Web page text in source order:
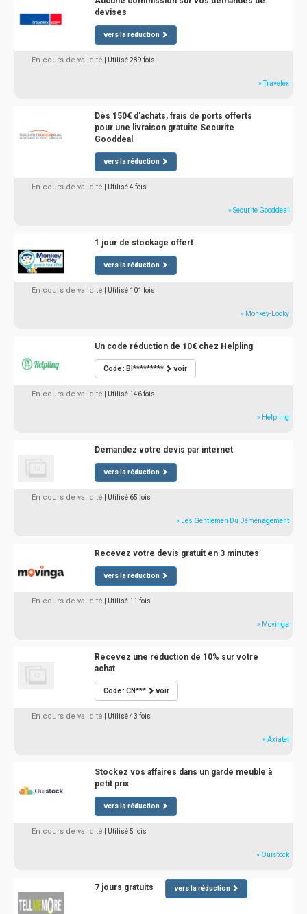
devises
vers la réduction
En cours de validité | Utilisé 289 fois
» Travelex
Dès 150€ d'achats, frais de ports offerts
pour une livraison gratuite Securite
Gooddeal
vers la réduction
En cours de validité | Utilisé 4 fois
» Securite Gooddeal
1 jour de stockage offert
vers la réduction
En cours de validité | Utilisé 101 fois
» Monkey-Locky
Un code réduction de 10€ chez Helpling
Code : BI********* voir
En cours de validité | Utilisé 146 fois
» Helpling
Demandez votre devis par internet
vers la réduction
En cours de validité | Utilisé 65 fois
» Les Gentlemen Du Déménagement
Recevez votre devis gratuit en 3 minutes
vers la réduction
En cours de validité | Utilisé 11 fois
» Movinga
Recevez une réduction de 10% sur votre
achat
Code : CN*** voir
En cours de validité | Utilisé 43 fois
» Axiatel
Stockez vos affaires dans un garde meuble à
petit prix
vers la réduction
En cours de validité | Utilisé 5 fois
» Ouistock
7 jours gratuits vers la réduction